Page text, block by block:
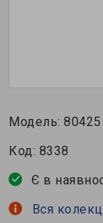
Модель:80425
Код: 8338
Є в
Вся